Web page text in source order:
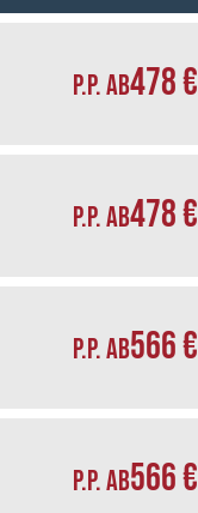
P.P. AB478 €
P.P. AB478 €
P.P. AB566 €
P.P. AB566 €